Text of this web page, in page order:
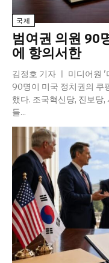
국제
범여권 의원 90
에 항의서한
김정호 기자 ㅣ 미디어원
90명이 미국 정치권의 쿠
했다. 조국혁신당, 진보당
들...